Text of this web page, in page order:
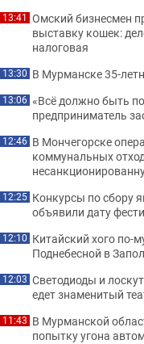
13:41 Омский бизнесмен
выставку кошек:
налоговая
13:30 В Мурманске 35-
13:06 «Всё должно быть
предприниматель
12:46 В Мончегорске
коммунальных
12:25 Конкурсы по сбору
объявили дату
12:10 Китайский хого по-
Поднебесной в
12:03 Светодиоды и
едет знаменитый
11:43 В Мурманской
попытку угона